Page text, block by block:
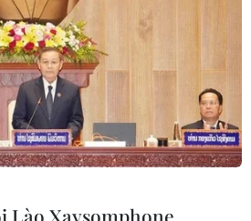
#xử lý vi phạm
#xiên que
độc thực phẩm
phẩm
TP. Hà Nội
Lào Xaysomphone